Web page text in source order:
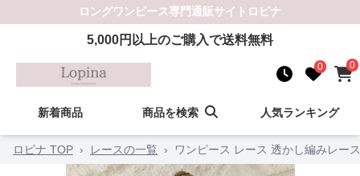
ロングワンピース専門通販サイト ロピナ
5,000円以上のご購入で送料無料
0 0
新着商品 商品を検索 人気ランキング
ロピナ TOP › レースの一覧 › ワンピース レース 透かし編みレー